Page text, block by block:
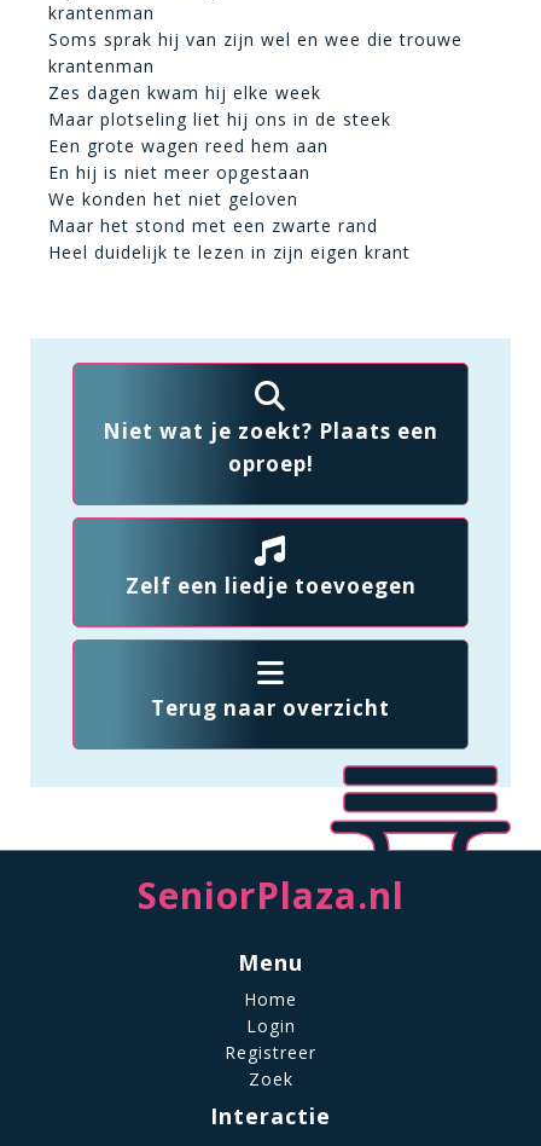
krantenman
Soms sprak hij van zijn wel en wee die trouwe
krantenman
Zes dagen kwam hij elke week
Maar plotseling liet hij ons in de steek
Een grote wagen reed hem aan
En hij is niet meer opgestaan
We konden het niet geloven
Maar het stond met een zwarte rand
Heel duidelijk te lezen in zijn eigen krant
Niet wat je zoekt? Plaats een
oproep!
Zelf een liedje toevoegen
Terug naar overzicht
SeniorPlaza.nl
Menu
Home
Login
Registreer
Zoek
Interactie